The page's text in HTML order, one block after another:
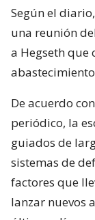
Según el
una reunión
a Hegseth que
De acuerdo
periódico, la
guiados de
sistemas de
factores que
lanzar nuevos